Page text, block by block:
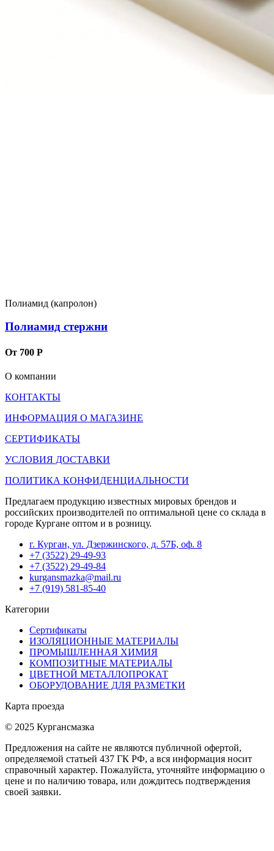
Полиамид (капролон)
Полиамид стержни
От 700 Р
О компании
КОНТАКТЫ
ИНФОРМАЦИЯ О МАГАЗИНЕ
СЕРТИФИКАТЫ
УСЛОВИЯ ДОСТАВКИ
ПОЛИТИКА КОНФИДЕНЦИАЛЬНОСТИ
Предлагаем продукцию известных мировых брендов и
российских производителей по оптимальной цене со склада в
городе Кургане оптом и в розницу.
г. Курган, ул. Дзержинского, д. 57Б, оф. 8
+7 (3522) 29-49-93
+7 (3522) 29-49-84
kurgansmazka@mail.ru
+7 (919) 581-85-40
Категории
Сертификаты
ИЗОЛЯЦИОННЫЕ МАТЕРИАЛЫ
ПРОМЫШЛЕННАЯ ХИМИЯ
КОМПОЗИТНЫЕ МАТЕРИАЛЫ
ЦВЕТНОЙ МЕТАЛЛОПРОКАТ
ОБОРУДОВАНИЕ ДЛЯ РАЗМЕТКИ
Карта проезда
© 2025 Кургансмазка
Предложения на сайте не являются публичной офертой,
определяемой статьей 437 ГК РФ, а вся информация носит
справочный характер. Пожалуйста, уточняйте информацию о
цене и по наличию товара, или дождитесь подтверждения
своей заявки.